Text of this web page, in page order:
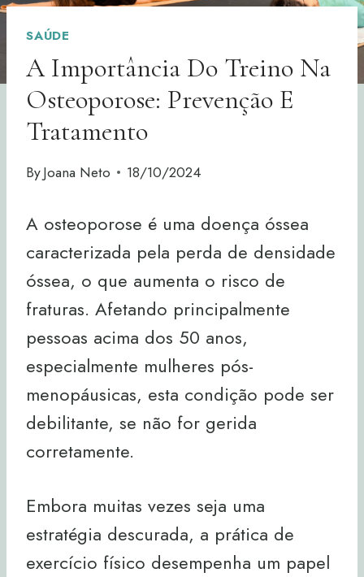
SAÚDE
A Importância Do Treino Na
Osteoporose: Prevenção E
Tratamento
ByJoana Neto 18/10/2024
A osteoporose é uma doença óssea
caracterizada pela perda de densidade
óssea, o que aumenta o risco de
fraturas. Afetando principalmente
pessoas acima dos 50 anos,
especialmente mulheres pós-
menopáusicas, esta condição pode ser
debilitante, se não for gerida
corretamente.
Embora muitas vezes seja uma
estratégia descurada, a prática de
exercício físico desempenha um papel